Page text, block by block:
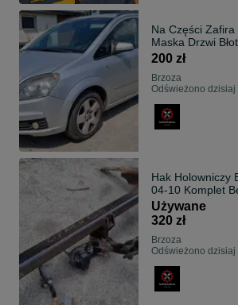
Na Części
Maska Drzwi
Skrzynia Moduł
200 zł
Brzoza
Odświeżono dzisiaj
Hak Holowniczy
04-10 Komplet
HOMOLOGACJA
Używane
320 zł
Brzoza
Odświeżono dzisiaj